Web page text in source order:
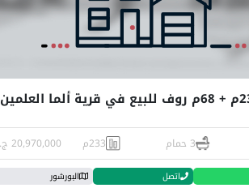
شقة 233م + 68م روف للبيع في قرية ألما العلمين
3 حمام 233م 20,970,000 ج.م
اتصل البورشور